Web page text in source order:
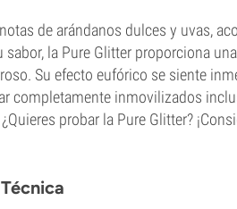
de arándanos dulces y uvas,
la Pure Glitter proporciona
Su efecto eufórico se siente
completamente inmovilizados
probar la Pure Glitter?